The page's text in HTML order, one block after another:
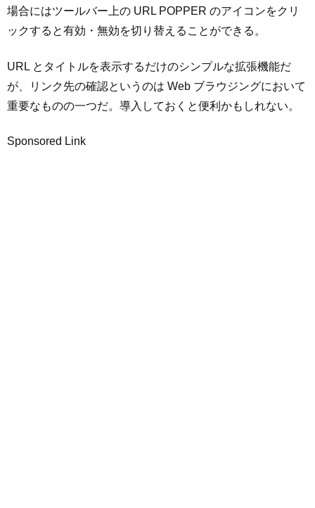
場合にはツールバー上の URL POPPER のアイコンをクリ
ックすると有効・無効を切り替えることができる。
URL とタイトルを表示するだけのシンプルな拡張機能だ
が、リンク先の確認というのは Web ブラウジングにおいて
重要なものの一つだ。導入しておくと便利かもしれない。
Sponsored Link